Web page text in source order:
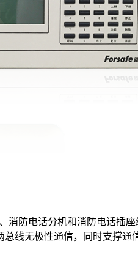
防电话分机和消防电话插
线无极性通信，同时支撑